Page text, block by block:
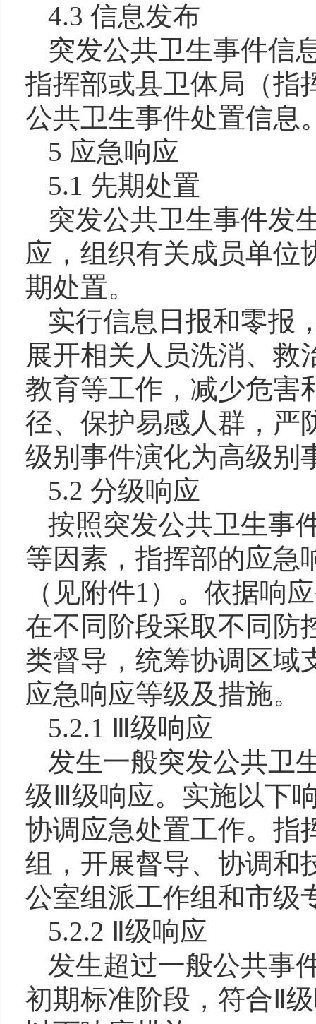
4.3 信息发布
突发公共卫生事件信
指挥部或县卫体局（指
公共卫生事件处置信息
5 应急响应
5.1 先期处置
突发公共卫生事件发
应，组织有关成员单位
期处置。
实行信息日报和零报
展开相关人员洗消、救
教育等工作，减少危害
径、保护易感人群，严
级别事件演化为高级别
5.2 分级响应
按照突发公共卫生事
等因素，指挥部的应急
（见附件1）。依据响
在不同阶段采取不同防
类督导，统筹协调 区域
应急响应等级及措施。
5.2.1 Ⅲ级响应
发生一般突发公共卫
级Ⅲ级响应。实施以下
协调应急处置工作。指
组，开展督导、协调和
公室组派工作组和市级
5.2.2 Ⅱ级响应
发生超过一般公共事
初期标准阶段，符合Ⅱ